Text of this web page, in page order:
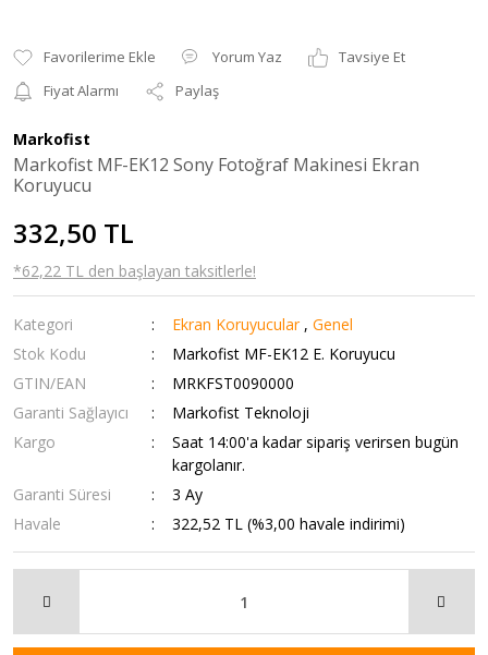
Yorum Yaz
Tavsiye Et
Fiyat Alarmı
Paylaş
Markofist
Markofist MF-EK12 Sony Fotoğraf Makinesi Ekran
Koruyucu
332,50 TL
*62,22 TL den başlayan taksitlerle!
Kategori Ekran Koruyucular ,Genel
Stok Kodu
Markofist MF-EK12 E. Koruyucu
GTIN/EAN
MRKFST0090000
Garanti Sağlayıcı
Markofist Teknoloji
Kargo
Saat 14:00'a kadar sipariş verirsen bugün
kargolanır.
Garanti Süresi
3 Ay
Havale
322,52 TL (%3,00 havale indirimi)